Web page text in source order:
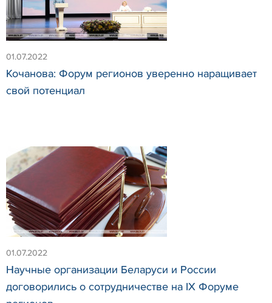
01.07.2022
Кочанова: Форум регионов уверенно наращивает
свой потенциал
01.07.2022
Научные организации Беларуси и России
договорились о сотрудничестве на IX Форуме